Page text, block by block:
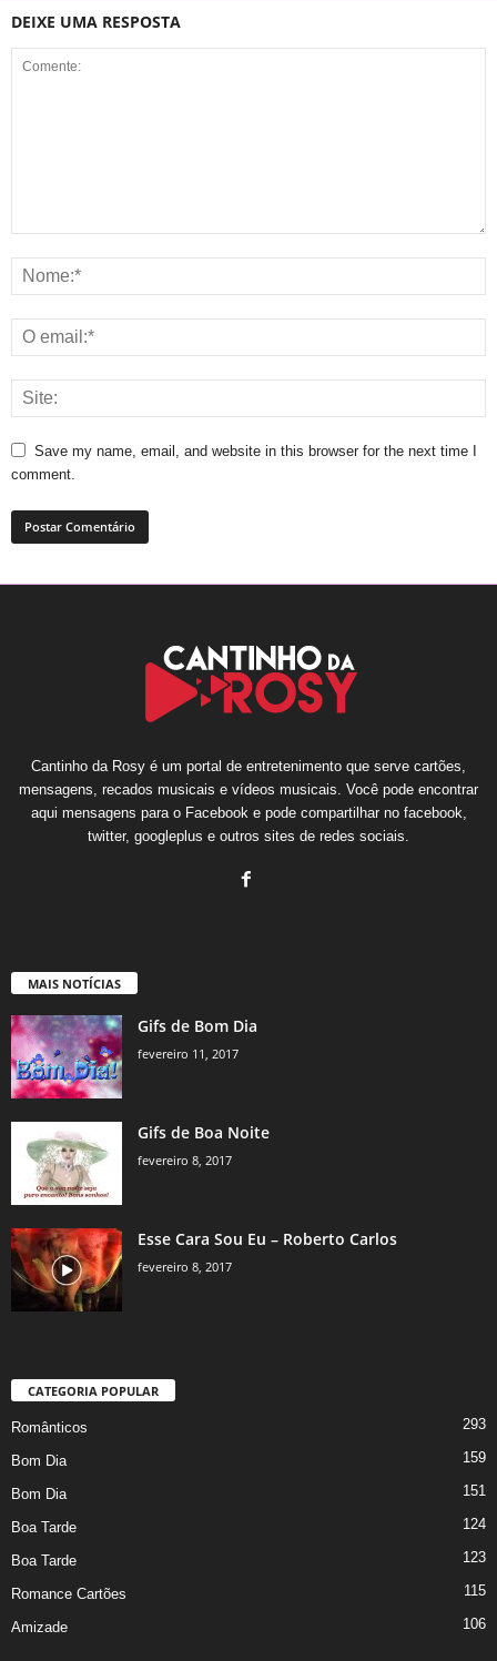
DEIXE UMA RESPOSTA
Save my name, email, and website in this browser for the next time I
comment.
Cantinho da Rosy é um portal de entretenimento que serve cartões,
mensagens, recados musicais e vídeos musicais. Você pode encontrar
aqui mensagens para o Facebook e pode compartilhar no facebook,
twitter, googleplus e outros sites de redes sociais.
MAIS NOTÍCIAS
Gifs de Bom Dia
fevereiro 11, 2017
Gifs de Boa Noite
fevereiro 8, 2017
Esse Cara Sou Eu – Roberto Carlos
fevereiro 8, 2017
CATEGORIA POPULAR
Românticos 293
Bom Dia 159
Bom Dia 151
Boa Tarde 124
Boa Tarde 123
Romance Cartões 115
Amizade 106